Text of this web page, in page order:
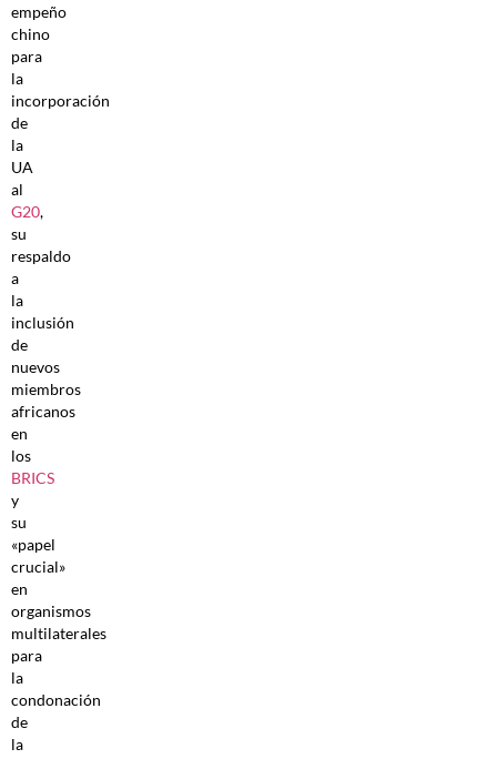
empeño
chino
para
la
incorporación
de
la
UA
al
G20,
su
respaldo
a
la
inclusión
de
nuevos
miembros
africanos
en
los
BRICS
y
su
«papel
crucial»
en
organismos
multilaterales
para
la
condonación
de
la